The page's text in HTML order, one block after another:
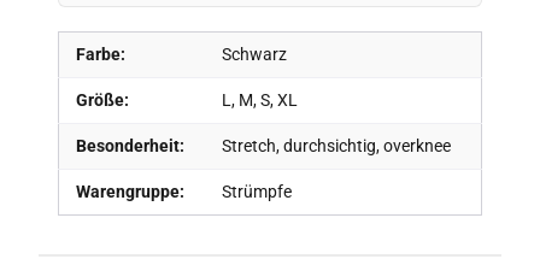
Farbe: Schwarz
Größe: L, M, S, XL
Besonderheit: Stretch, durchsichtig, overknee
Warengruppe: Strümpfe